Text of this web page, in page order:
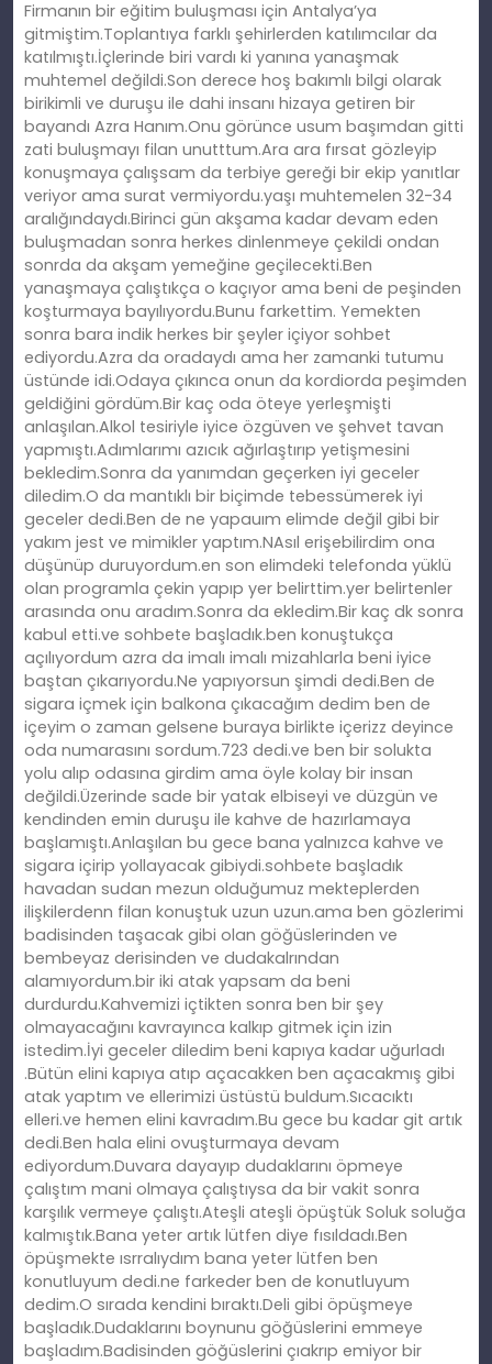
Firmanın bir eğitim buluşması için Antalya’ya
gitmiştim.Toplantıya farklı şehirlerden katılımcılar da
katılmıştı.İçlerinde biri vardı ki yanına yanaşmak
muhtemel değildi.Son derece hoş bakımlı bilgi olarak
birikimli ve duruşu ile dahi insanı hizaya getiren bir
bayandı Azra Hanım.Onu görünce usum başımdan gitti
zati buluşmayı filan unutttum.Ara ara fırsat gözleyip
konuşmaya çalışsam da terbiye gereği bir ekip yanıtlar
veriyor ama surat vermiyordu.yaşı muhtemelen 32-34
aralığındaydı.Birinci gün akşama kadar devam eden
buluşmadan sonra herkes dinlenmeye çekildi ondan
sonrda da akşam yemeğine geçilecekti.Ben
yanaşmaya çalıştıkça o kaçıyor ama beni de peşinden
koşturmaya bayılıyordu.Bunu farkettim. Yemekten
sonra bara indik herkes bir şeyler içiyor sohbet
ediyordu.Azra da oradaydı ama her zamanki tutumu
üstünde idi.Odaya çıkınca onun da kordiorda peşimden
geldiğini gördüm.Bir kaç oda öteye yerleşmişti
anlaşılan.Alkol tesiriyle iyice özgüven ve şehvet tavan
yapmıştı.Adımlarımı azıcık ağırlaştırıp yetişmesini
bekledim.Sonra da yanımdan geçerken iyi geceler
diledim.O da mantıklı bir biçimde tebessümerek iyi
geceler dedi.Ben de ne yapauım elimde değil gibi bir
yakım jest ve mimikler yaptım.NAsıl erişebilirdim ona
düşünüp duruyordum.en son elimdeki telefonda yüklü
olan programla çekin yapıp yer belirttim.yer belirtenler
arasında onu aradım.Sonra da ekledim.Bir kaç dk sonra
kabul etti.ve sohbete başladık.ben konuştukça
açılıyordum azra da imalı imalı mizahlarla beni iyice
baştan çıkarıyordu.Ne yapıyorsun şimdi dedi.Ben de
sigara içmek için balkona çıkacağım dedim ben de
içeyim o zaman gelsene buraya birlikte içerizz deyince
oda numarasını sordum.723 dedi.ve ben bir solukta
yolu alıp odasına girdim ama öyle kolay bir insan
değildi.Üzerinde sade bir yatak elbiseyi ve düzgün ve
kendinden emin duruşu ile kahve de hazırlamaya
başlamıştı.Anlaşılan bu gece bana yalnızca kahve ve
sigara içirip yollayacak gibiydi.sohbete başladık
havadan sudan mezun olduğumuz mekteplerden
ilişkilerdenn filan konuştuk uzun uzun.ama ben gözlerimi
badisinden taşacak gibi olan göğüslerinden ve
bembeyaz derisinden ve dudakalrından
alamıyordum.bir iki atak yapsam da beni
durdurdu.Kahvemizi içtikten sonra ben bir şey
olmayacağını kavrayınca kalkıp gitmek için izin
istedim.İyi geceler diledim beni kapıya kadar uğurladı
.Bütün elini kapıya atıp açacakken ben açacakmış gibi
atak yaptım ve ellerimizi üstüstü buldum.Sıcacıktı
elleri.ve hemen elini kavradım.Bu gece bu kadar git artık
dedi.Ben hala elini ovuşturmaya devam
ediyordum.Duvara dayayıp dudaklarını öpmeye
çalıştım mani olmaya çalıştıysa da bir vakit sonra
karşılık vermeye çalıştı.Ateşli ateşli öpüştük Soluk soluğa
kalmıştık.Bana yeter artık lütfen diye fısıldadı.Ben
öpüşmekte ısrralıydım bana yeter lütfen ben
konutluyum dedi.ne farkeder ben de konutluyum
dedim.O sırada kendini bıraktı.Deli gibi öpüşmeye
başladık.Dudaklarını boynunu göğüslerini emmeye
başladım.Badisinden göğüslerini çıakrıp emiyor bir